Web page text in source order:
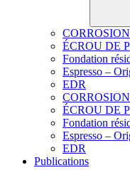
ÉCROU DE
Fondation
Espresso –
EDR
ÉCROU DE
Fondation
Espresso –
EDR
Publications